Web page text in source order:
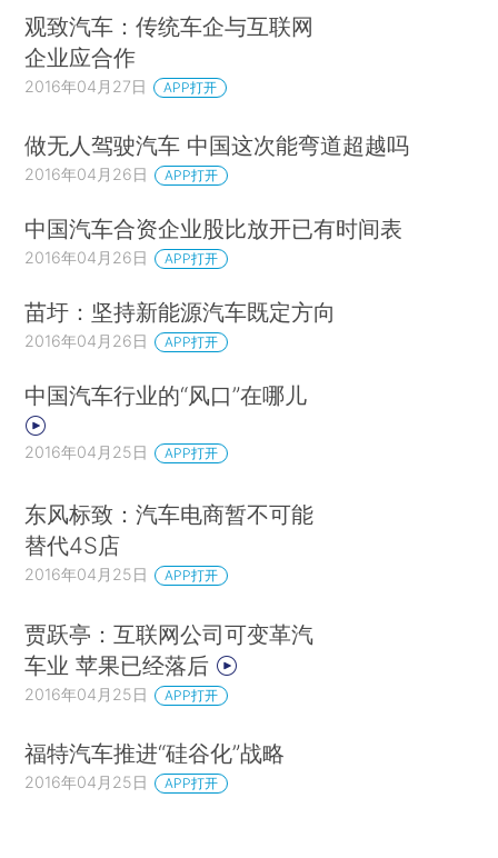
观致汽车：传统车企与互联网
企业应合作
2016年04月27日 APP打开
做无人驾驶汽车 中国这次能弯道超越吗
2016年04月26日 APP打开
中国汽车合资企业股比放开已有时间表
2016年04月26日 APP打开
苗圩：坚持新能源汽车既定方向
2016年04月26日 APP打开
中国汽车行业的“风口”在哪儿
2016年04月25日 APP打开
东风标致：汽车电商暂不可能
替代4S店
2016年04月25日 APP打开
贾跃亭：互联网公司可变革汽
车业 苹果已经落后
2016年04月25日 APP打开
福特汽车推进“硅谷化”战略
2016年04月25日 APP打开